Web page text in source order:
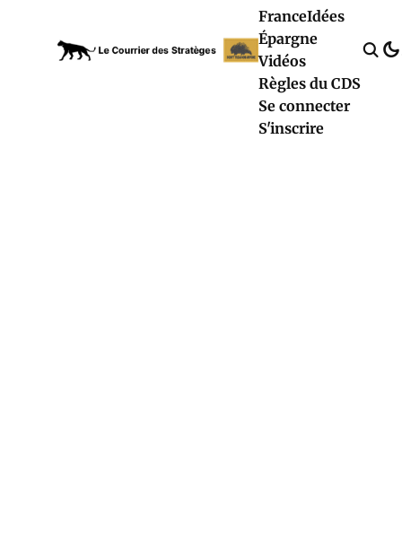
FranceIdées
Épargne
Vidéos
Règles du CDS
Se connecter
S'inscrire